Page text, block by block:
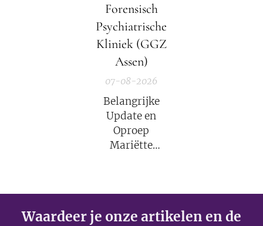
Forensisch
Psychiatrische
Kliniek (GGZ
Assen)
07-08-2026
Belangrijke
Update en
Oproep
Mariëtte
Waardeer je onze artikelen en de